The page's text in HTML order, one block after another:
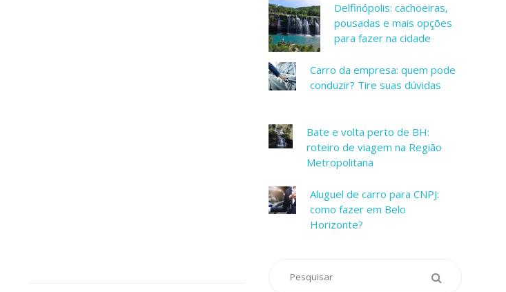
Delfinópolis: cachoeiras,
pousadas e mais opções
para fazer na cidade
Carro da empresa: quem pode
conduzir? Tire suas dúvidas
Bate e volta perto de BH:
roteiro de viagem na Região
Metropolitana
Aluguel de carro para CNPJ:
como fazer em Belo
Horizonte?